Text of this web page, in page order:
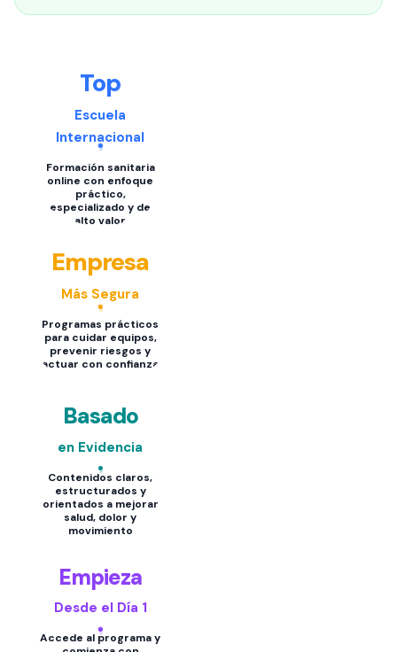
Top
Escuela
Internacional
Formación sanitaria
online con enfoque
práctico,
especializado y de
alto valor
Empresa
Más Segura
Programas prácticos
para cuidar equipos,
prevenir riesgos y
actuar con confianza
Basado
en Evidencia
Contenidos claros,
estructurados y
orientados a mejorar
salud, dolor y
movimiento
Empieza
Desde el Día 1
Accede al programa y